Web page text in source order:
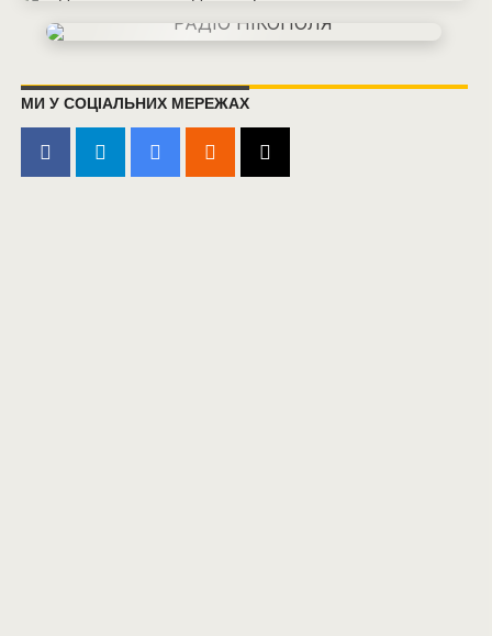
МИ У СОЦІАЛЬНИХ МЕРЕЖАХ